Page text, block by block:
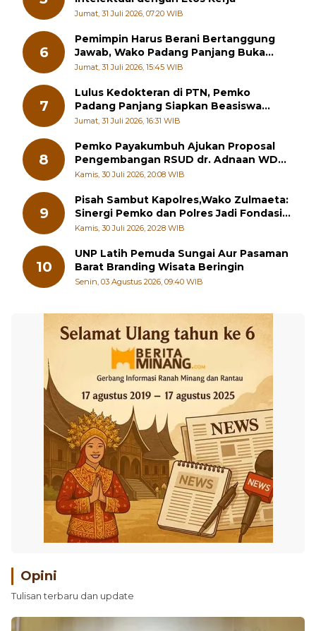
Jumat, 31 Juli 2026, 07:20 WIB
6
Pemimpin Harus Berani Bertanggung
Jawab, Wako Padang Panjang Buka
Pelatihan Kepemimpinan Pelajar
Jumat, 31 Juli 2026, 15:45 WIB
7
Lulus Kedokteran di PTN, Pemko
Padang Panjang Siapkan Beasiswa
Penuh
Jumat, 31 Juli 2026, 16:31 WIB
8
Pemko Payakumbuh Ajukan Proposal
Pengembangan RSUD dr. Adnaan WD
kepada Kementerian Kesehatan
Kamis, 30 Juli 2026, 20:08 WIB
9
Pisah Sambut Kapolres,Wako Zulmaeta:
Sinergi Pemko dan Polres Jadi Fondasi
Stabilitas Pembangunan
Kamis, 30 Juli 2026, 20:28 WIB
10
UNP Latih Pemuda Sungai Aur Pasaman
Barat Branding Wisata Beringin
Senin, 03 Agustus 2026, 09:40 WIB
Opini
Tulisan terbaru dan update